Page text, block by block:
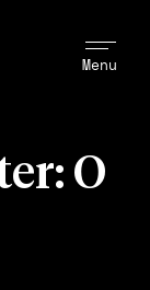
Menu
O